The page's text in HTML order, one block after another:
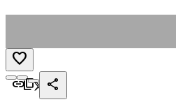
search
light_mode routine
favorite
linkcontent_copy share